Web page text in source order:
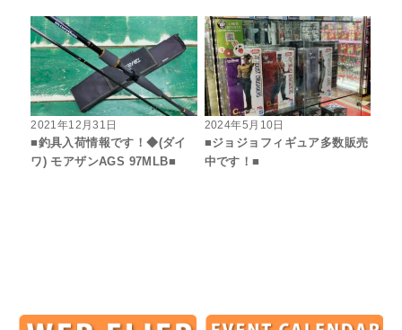
2021年12月31日
■釣具入荷情報です！◆(ダイ
ワ) モアザンAGS 97MLB■
2024年5月10日
■ジョジョフィギュア多数販売
中です！■